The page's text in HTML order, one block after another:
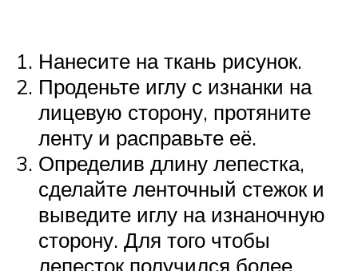
Нанесите на ткань рисунок.
Проденьте иглу с изнанки на
лицевую сторону, протяните
ленту и расправьте её.
Определив длину лепестка,
сделайте ленточный стежок и
выведите иглу на изнаночную
сторону. Для того чтобы
лепесток получился более